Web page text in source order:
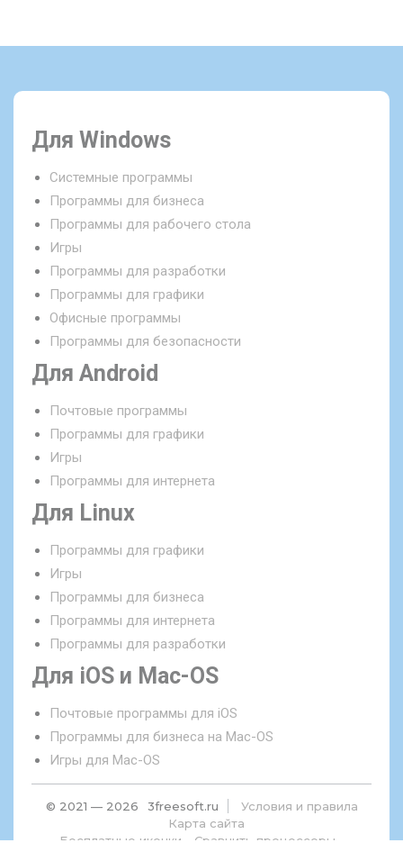
Для Windows
Системные программы
Программы для бизнеса
Программы для рабочего стола
Игры
Программы для разработки
Программы для графики
Офисные программы
Программы для безопасности
Для Android
Почтовые программы
Программы для графики
Игры
Программы для интернета
Для Linux
Программы для графики
Игры
Программы для бизнеса
Программы для интернета
Программы для разработки
Для iOS и Mac-OS
Почтовые программы для iOS
Программы для бизнеса на Mac-OS
Игры для Mac-OS
© 2021 — 2026 3freesoft.ru
Условия и правила
Карта сайта
Бесплатные иконки
Сравнить процессоры